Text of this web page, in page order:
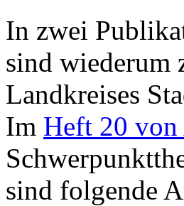
In zwei
sind wiederum
Landkreises
Im Heft 20 von
sind folgende